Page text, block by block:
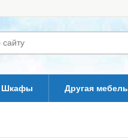
Шкафы Другая мебель